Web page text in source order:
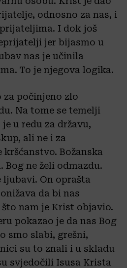
odnosno za nas, i
I dok još
jer bijasmo u
nas je učinila
To je njegova logika.
počinjeno zlo
Na tome se temelji
u redu za državu,
ali ne i za
Božanska
ne želi odmazdu.
ljubavi. On oprašta
da bi nas
nam je Krist objavio.
pokazao je da nas Bog
smo slabi, grešni,
su to znali i u skladu
svjedočili Isusa Krista